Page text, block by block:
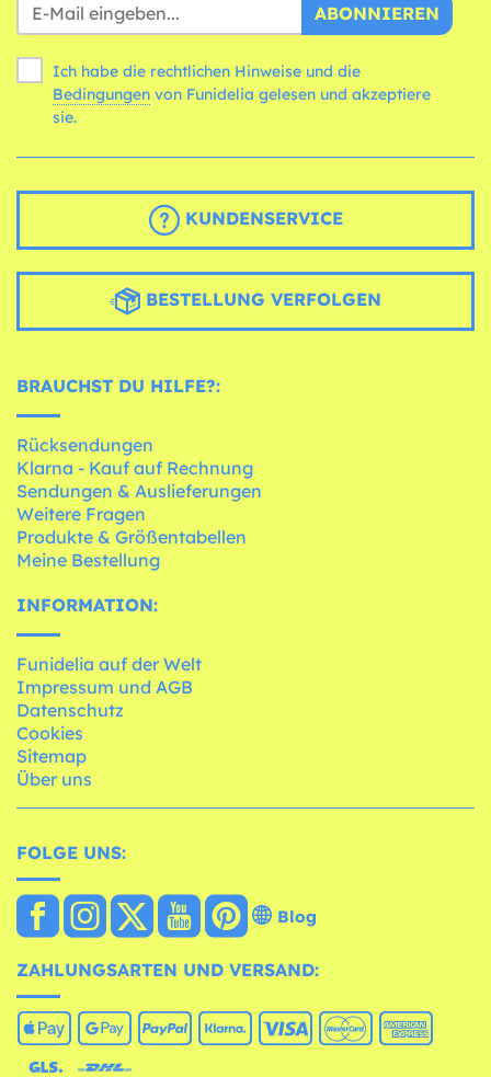
ABONNIEREN
Ich habe die rechtlichen Hinweise und die
Bedingungen
sie.
KUNDENSERVICE
BESTELLUNG VERFOLGEN
BRAUCHST DU HILFE?:
Rücksendungen
Klarna - Kauf auf Rechnung
Sendungen & Auslieferungen
Weitere Fragen
Produkte & Größentabellen
Meine Bestellung
INFORMATION:
Funidelia auf der Welt
Impressum und AGB
Datenschutz
Cookies
Sitemap
Über uns
FOLGE UNS:
Blog
ZAHLUNGSARTEN UND VERSAND: